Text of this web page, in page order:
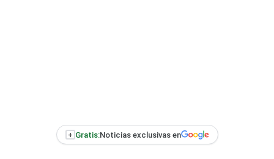
+ Gratis:Noticias exclusivas en